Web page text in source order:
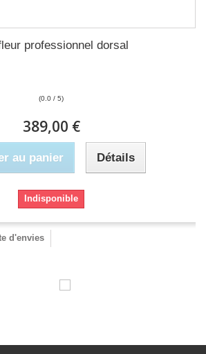
professionnel dorsal
(0.0 / 5)
389,00 €
au panier Détails
Indisponible
d'envies